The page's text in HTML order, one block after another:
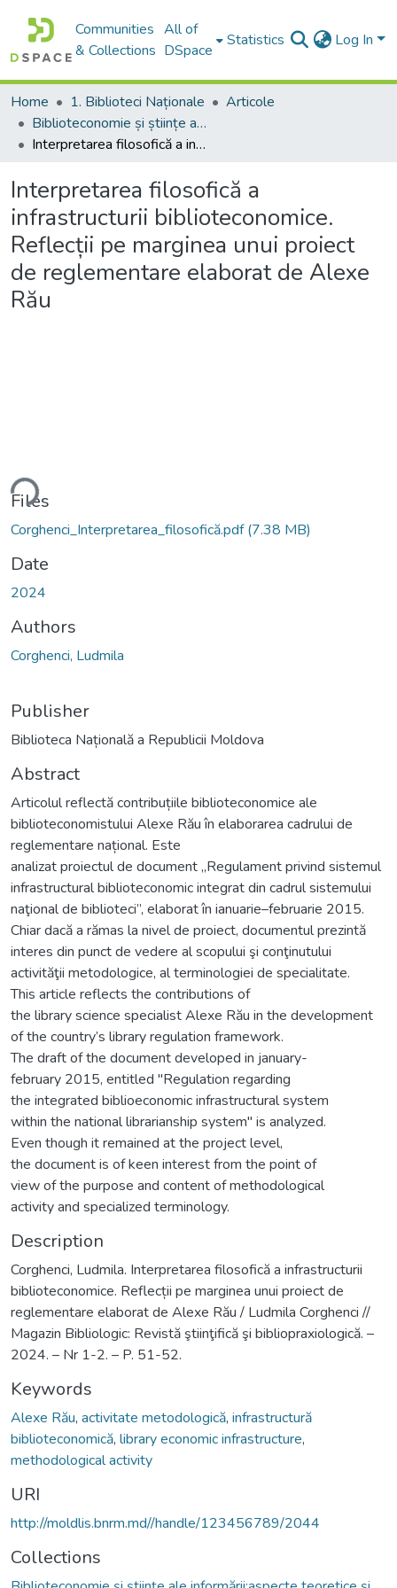
Communities
& Collections
All of
DSpace
Statistics Log In
Home 1. Biblioteci Naționale
Articole
Biblioteconomie și științe ale informării:aspecte teoretice și generalități
Interpretarea filosofică a infrastructurii biblioteconomice. Reflecții pe marginea unui proiect de reglementare elaborat de Alexe Rău
Interpretarea filosofică a
infrastructurii biblioteconomice.
Reflecții pe marginea unui proiect
de reglementare elaborat de Alexe
Rău
Files
Corghenci_Interpretarea_filosofică.pdf(7.38 MB)
Date
2024
Authors
Corghenci, Ludmila
Publisher
Biblioteca Națională a Republicii Moldova
Abstract
Articolul reflectă contribuțiile biblioteconomice ale
biblioteconomistului Alexe Rău în elaborarea cadrului de
reglementare național. Este
analizat proiectul de document „Regulament privind sistemul
infrastructural biblioteconomic integrat din cadrul sistemului
naţional de biblioteci”, elaborat în ianuarie–februarie 2015.
Chiar dacă a rămas la nivel de proiect, documentul prezintă
interes din punct de vedere al scopului şi conţinutului
activităţii metodologice, al terminologiei de specialitate.
This article reflects the contributions of
the library science specialist Alexe Rău in the development
of the country’s library regulation framework.
The draft of the document developed in january-
february 2015, entitled "Regulation regarding
the integrated biblioeconomic infrastructural system
within the national librarianship system" is analyzed.
Even though it remained at the project level,
the document is of keen interest from the point of
view of the purpose and content of methodological
activity and specialized terminology.
Description
Corghenci, Ludmila. Interpretarea filosofică a infrastructurii
biblioteconomice. Reflecții pe marginea unui proiect de
reglementare elaborat de Alexe Rău / Ludmila Corghenci //
Magazin Bibliologic: Revistă ştiinţifică şi bibliopraxiologică. –
2024. – Nr 1-2. – P. 51-52.
Keywords
Alexe Rău, activitate metodologică, infrastructură
biblioteconomică, library economic infrastructure,
methodological activity
URI
http://moldlis.bnrm.md//handle/123456789/2044
Collections